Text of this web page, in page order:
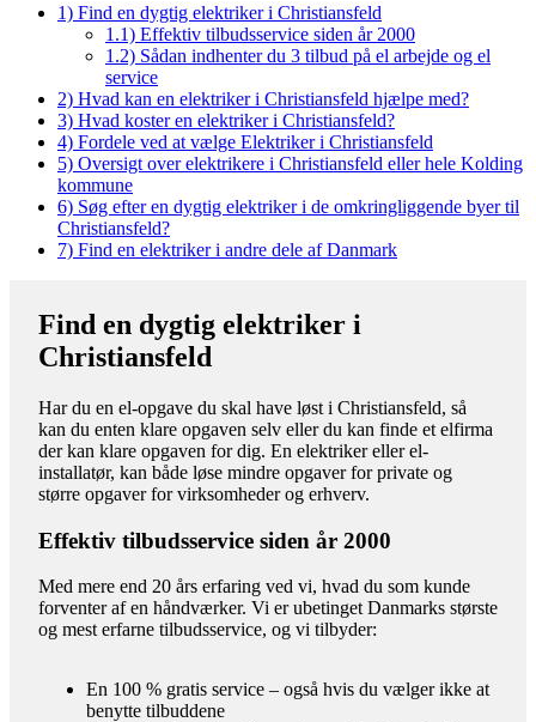
1) Find en dygtig elektriker i Christiansfeld
1.1) Effektiv tilbudsservice siden år 2000
1.2) Sådan indhenter du 3 tilbud på el arbejde og el
service
2) Hvad kan en elektriker i Christiansfeld hjælpe med?
3) Hvad koster en elektriker i Christiansfeld?
4) Fordele ved at vælge Elektriker i Christiansfeld
5) Oversigt over elektrikere i Christiansfeld eller hele Kolding
kommune
6) Søg efter en dygtig elektriker i de omkringliggende byer til
Christiansfeld?
7) Find en elektriker i andre dele af Danmark
Find en dygtig elektriker i
Christiansfeld
Har du en el-opgave du skal have løst i Christiansfeld, så
kan du enten klare opgaven selv eller du kan finde et elfirma
der kan klare opgaven for dig. En elektriker eller el-
installatør, kan både løse mindre opgaver for private og
større opgaver for virksomheder og erhverv.
Effektiv tilbudsservice siden år 2000
Med mere end 20 års erfaring ved vi, hvad du som kunde
forventer af en håndværker. Vi er ubetinget Danmarks største
og mest erfarne tilbudsservice, og vi tilbyder:
En 100 % gratis service – også hvis du vælger ikke at
benytte tilbuddene